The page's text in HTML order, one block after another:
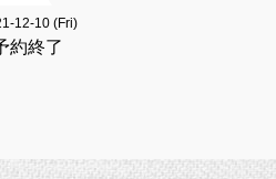
12-10 (Fri)
約終了